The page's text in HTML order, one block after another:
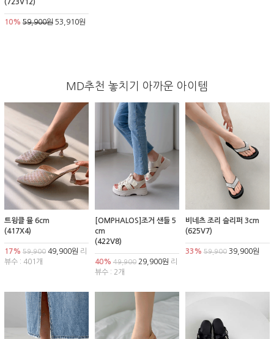
(723V12)
10% 59,900원 53,910원
MD추천 놓치기 아까운 아이템
트윙클 뮬 6cm
(417X4)
17% 59,900 49,900원 리
뷰수 : 401개
[OMPHALOS]조거 샌들 5
cm
(422V8)
40% 49,90029,900원 리
뷰수 : 2개
비네츠 조리 슬리퍼 3cm
(625V7)
33% 59,90039,900원